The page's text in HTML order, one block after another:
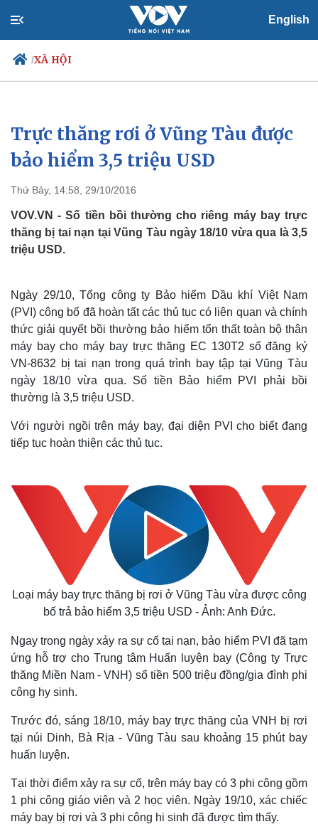
English
/XÃ HỘI
Chính trị
Đảng
Tổ chức nhân sự
Nhận diện sự thật
Xã hội
Tin 24h
Dự báo thời tiết
Việc làm
Biển đảo
Trực thăng rơi ở Vũng Tàu được
bảo hiểm 3,5 triệu USD ​
Thứ Bảy, 14:58, 29/10/2016
VOV.VN - Số tiền bồi thường cho riêng máy bay trực
thăng bị tai nạn tại Vũng Tàu ngày 18/10 vừa qua là 3,5
triệu USD.
Ngày 29/10, Tổng công ty Bảo hiểm Dầu khí Việt Nam
(PVI) công bố đã hoàn tất các thủ tục có liên quan và chính
thức giải quyết bồi thường bảo hiểm tổn thất toàn bộ thân
máy bay cho máy bay trực thăng EC 130T2 số đăng ký
VN-8632 bị tai nạn trong quá trình bay tập tại Vũng Tàu
ngày 18/10 vừa qua. Số tiền Bảo hiểm PVI phải bồi
thường là 3,5 triệu USD.
Với người ngồi trên máy bay, đại diện PVI cho biết đang
tiếp tục hoàn thiện các thủ tục.
Loại máy bay trực thăng bị rơi ở Vũng Tàu vừa được công
bố trả bảo hiểm 3,5 triệu USD - Ảnh: Anh Đức.
Ngay trong ngày xảy ra sự cố tai nạn, bảo hiểm PVI đã tạm
ứng hỗ trợ cho Trung tâm Huấn luyện bay (Công ty Trực
thăng Miền Nam - VNH) số tiền 500 triệu đồng/gia đình phi
công hy sinh.
Trước đó, sáng 18/10, máy bay trực thăng của VNH bị rơi
tại núi Dinh, Bà Rịa - Vũng Tàu sau khoảng 15 phút bay
huấn luyện.
Tại thời điểm xảy ra sự cố, trên máy bay có 3 phi công gồm
1 phi công giáo viên và 2 học viên. Ngày 19/10, xác chiếc
máy bay bị rơi và 3 phi công hi sinh đã được tìm thấy.